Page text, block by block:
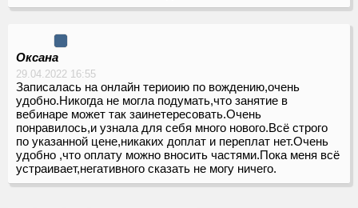
Оксана
29.04.2022 16:55
Записалась на онлайн териоию по вождению,очень
удобно.Никогда не могла подумать,что занятие в
вебинаре может так заинетересовать.Очень
понравилось,и узнала для себя много нового.Всё строго
по указанной цене,никаких доплат и переплат нет.Очень
удобно ,что оплату можно вносить частями.Пока меня всё
устраивает,негативного сказать не могу ничего.